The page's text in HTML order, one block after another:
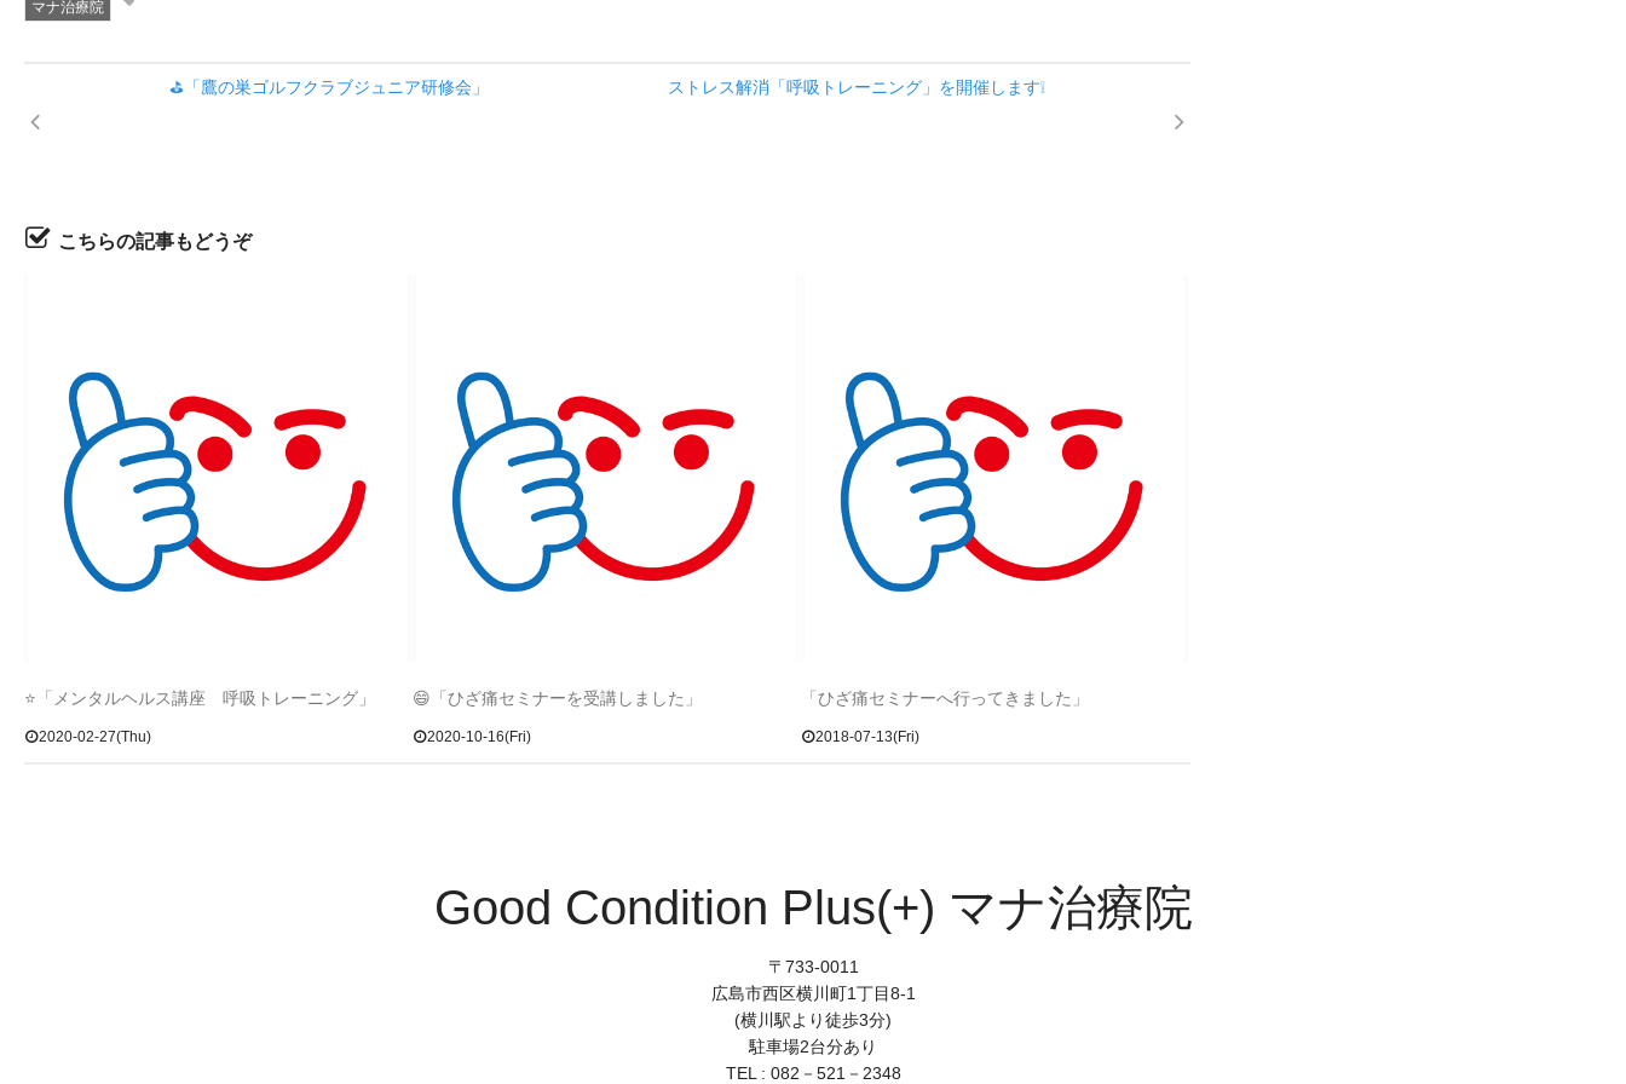
マナ治療院
⛳「鷹の巣ゴルフクラブジュニア研修会」 ストレス解消「呼吸トレーニング」を開催します❕
こちらの記事もどうぞ
⭐「メンタルヘルス講座 呼吸トレーニング」
2020-02-27(Thu)
😄「ひざ痛セミナーを受講しました」
2020-10-16(Fri)
「ひざ痛セミナーへ行ってきました」
2018-07-13(Fri)
Good Condition Plus(+) マナ治療院
〒733-0011
広島市西区横川町1丁目8-1
(横川駅より徒歩3分)
駐車場2台分あり
TEL : 082－521－2348